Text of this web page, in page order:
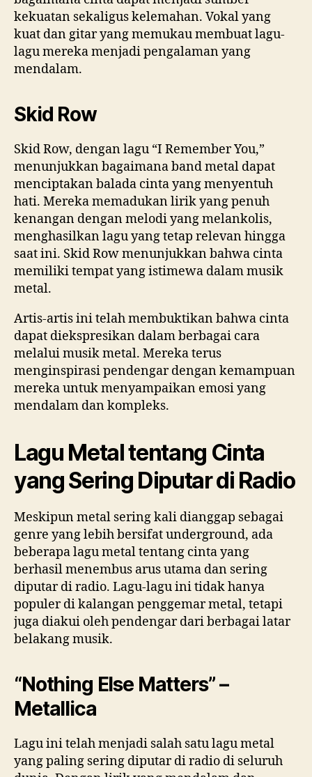
kekuatan sekaligus kelemahan. Vokal yang
kuat dan gitar yang memukau membuat lagu-
lagu mereka menjadi pengalaman yang
mendalam.
Skid Row
Skid Row, dengan lagu “I Remember You,”
menunjukkan bagaimana band metal dapat
menciptakan balada cinta yang menyentuh
hati. Mereka memadukan lirik yang penuh
kenangan dengan melodi yang melankolis,
menghasilkan lagu yang tetap relevan hingga
saat ini. Skid Row menunjukkan bahwa cinta
memiliki tempat yang istimewa dalam musik
metal.
Artis-artis ini telah membuktikan bahwa cinta
dapat diekspresikan dalam berbagai cara
melalui musik metal. Mereka terus
menginspirasi pendengar dengan kemampuan
mereka untuk menyampaikan emosi yang
mendalam dan kompleks.
Lagu Metal tentang Cinta
yang Sering Diputar di Radio
Meskipun metal sering kali dianggap sebagai
genre yang lebih bersifat underground, ada
beberapa lagu metal tentang cinta yang
berhasil menembus arus utama dan sering
diputar di radio. Lagu-lagu ini tidak hanya
populer di kalangan penggemar metal, tetapi
juga diakui oleh pendengar dari berbagai latar
belakang musik.
“Nothing Else Matters” –
Metallica
Lagu ini telah menjadi salah satu lagu metal
yang paling sering diputar di radio di seluruh